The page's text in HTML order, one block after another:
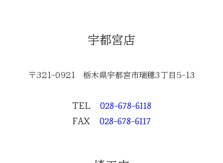
宇都宮店
〒321-0921 栃木県宇都宮市瑞穂3丁目5-13
TEL 028-678-6118
FAX 028-678-6117